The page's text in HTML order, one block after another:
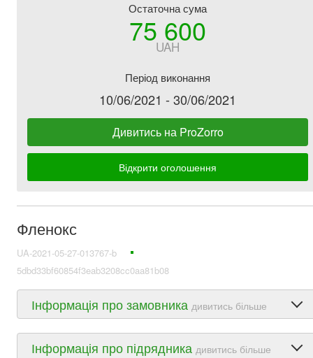
Остаточна сума
75 600
UAH
Період виконання
10/06/2021 - 30/06/2021
Дивитись на ProZorro
Відкрити оголошення
Фленокс
UA-2021-05-27-013767-b
5dbd33bf60854f3eab3208cc0aa81b08
Інформація про замовника дивитись більше
Інформація про підрядника дивитись більше